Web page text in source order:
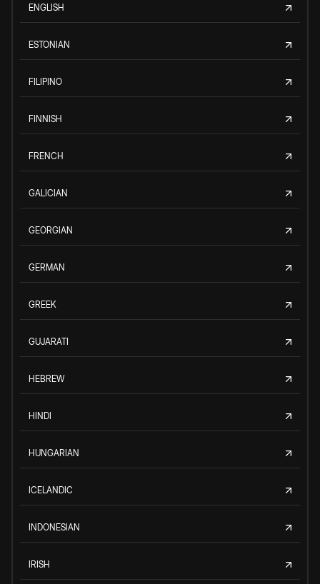
ENGLISH
ESTONIAN
FILIPINO
FINNISH
FRENCH
GALICIAN
GEORGIAN
GERMAN
GREEK
GUJARATI
HEBREW
HINDI
HUNGARIAN
ICELANDIC
INDONESIAN
IRISH